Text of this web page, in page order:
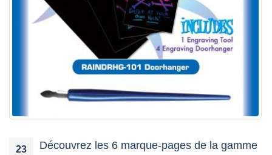
23
Découvrez les 6 marque-pages de la gamme